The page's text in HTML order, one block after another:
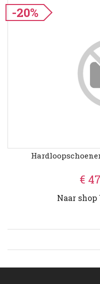
-20%
€
Naar shop